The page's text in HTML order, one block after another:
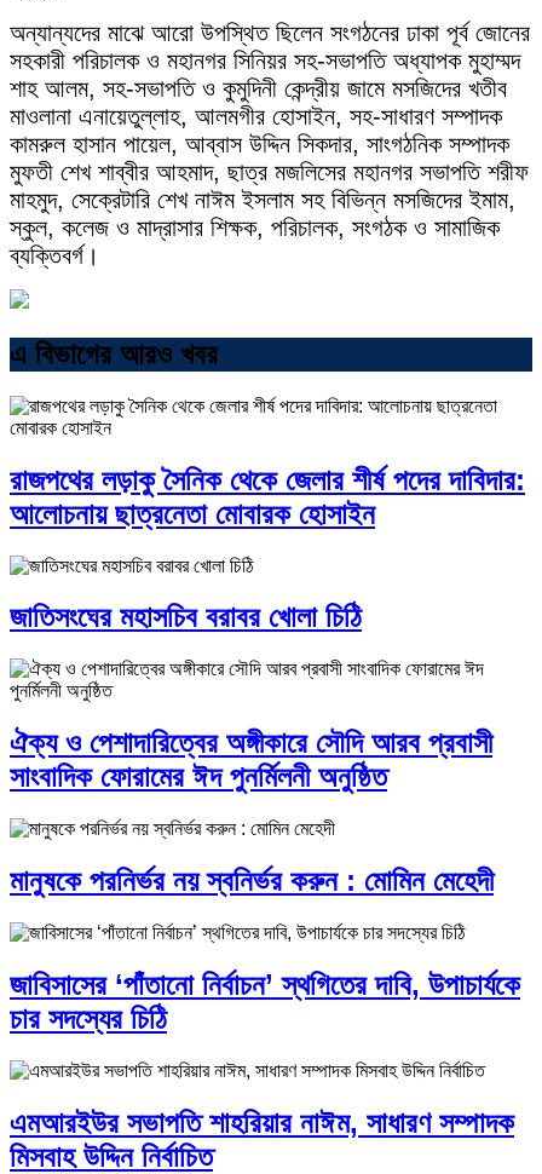
অন্যান্যদের মাঝে আরো উপস্থিত ছিলেন সংগঠনের ঢাকা পূর্ব জোনের
সহকারী পরিচালক ও মহানগর সিনিয়র সহ-সভাপতি অধ্যাপক মুহাম্মদ
শাহ আলম, সহ-সভাপতি ও কুমুদিনী কেন্দ্রীয় জামে মসজিদের খতীব
মাওলানা এনায়েতুল্লাহ, আলমগীর হোসাইন, সহ-সাধারণ সম্পাদক
কামরুল হাসান পায়েল, আব্বাস উদ্দিন সিকদার, সাংগঠনিক সম্পাদক
মুফতী শেখ শাব্বীর আহমাদ, ছাত্র মজলিসের মহানগর সভাপতি শরীফ
মাহমুদ, সেক্রেটারি শেখ নাঈম ইসলাম সহ বিভিন্ন মসজিদের ইমাম,
স্কুল, কলেজ ও মাদ্রাসার শিক্ষক, পরিচালক, সংগঠক ও সামাজিক
ব্যক্তিবর্গ।
এ বিভাগের আরও খবর
রাজপথের লড়াকু সৈনিক থেকে জেলার শীর্ষ পদের দাবিদার:
আলোচনায় ছাত্রনেতা মোবারক হোসাইন
জাতিসংঘের মহাসচিব বরাবর খোলা চিঠি
ঐক্য ও পেশাদারিত্বের অঙ্গীকারে সৌদি আরব প্রবাসী
সাংবাদিক ফোরামের ঈদ পুনর্মিলনী অনুষ্ঠিত
মানুষকে পরনির্ভর নয় স্বনির্ভর করুন : মোমিন মেহেদী
জাবিসাসের ‘পাঁতানো নির্বাচন’ স্থগিতের দাবি, উপাচার্যকে
চার সদস্যের চিঠি
এমআরইউর সভাপতি শাহরিয়ার নাঈম, সাধারণ সম্পাদক
মিসবাহ উদ্দিন নির্বাচিত